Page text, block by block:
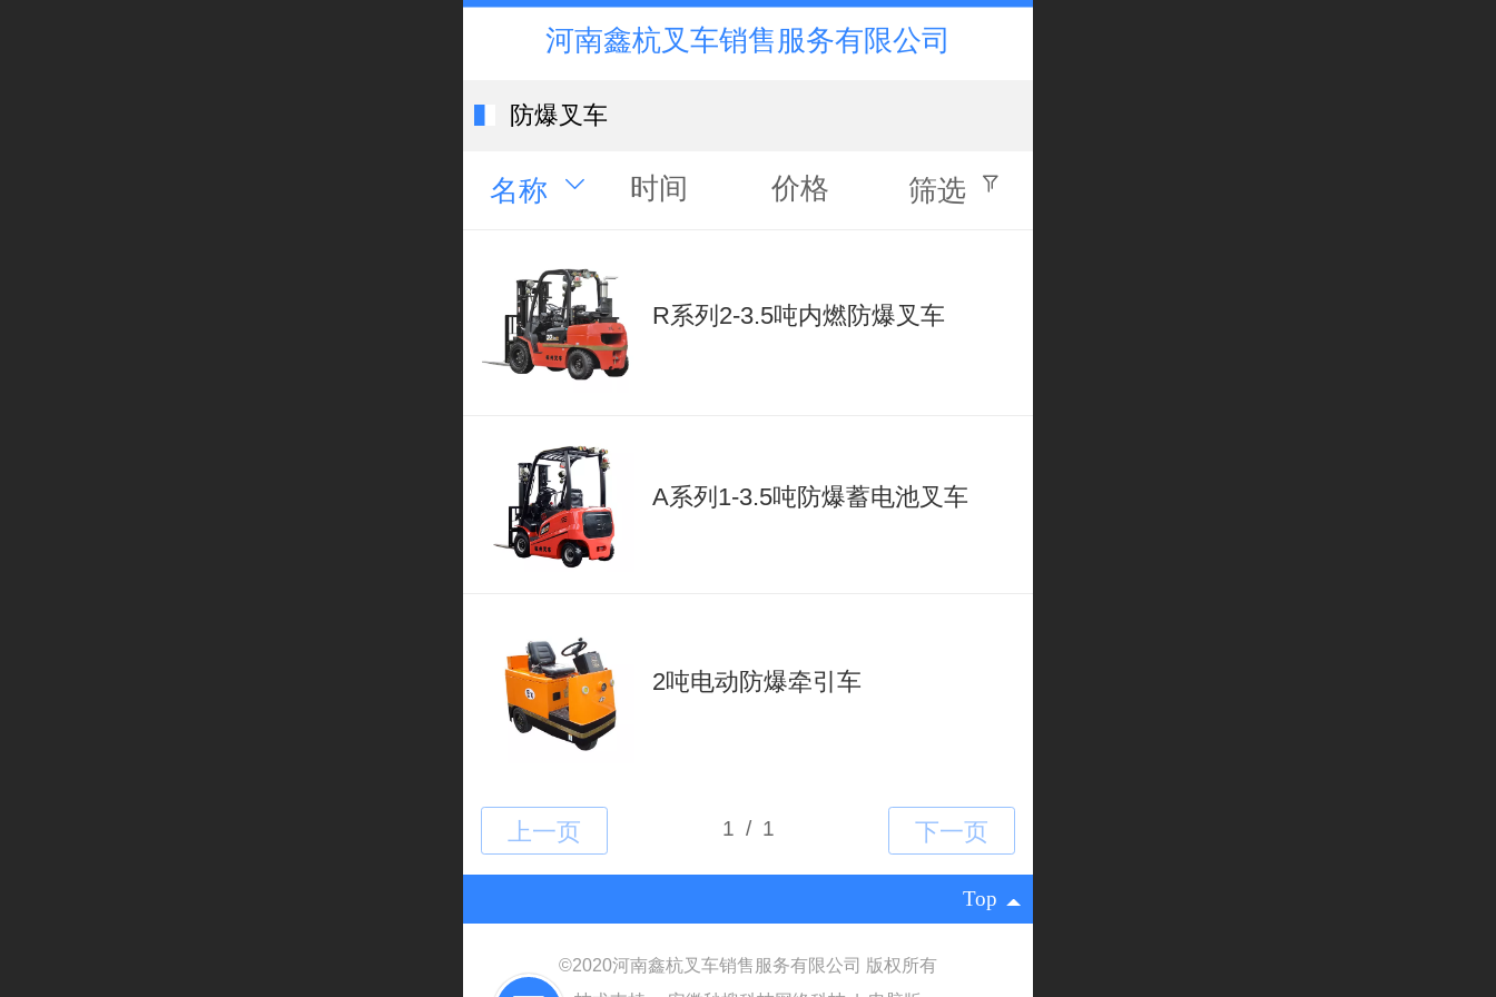
河南鑫杭叉车销售服务有限公司
防爆叉车
名称 时间 价格 筛选
R系列2-3.5吨内燃防爆叉车
A系列1-3.5吨防爆蓄电池叉车
2吨电动防爆牵引车
Top
©2020河南鑫杭叉车销售服务有限公司 版权所有